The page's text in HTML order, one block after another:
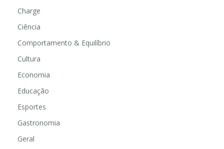
Charge
Ciência
Comportamento & Equilíbrio
Cultura
Economia
Educação
Esportes
Gastronomia
Geral